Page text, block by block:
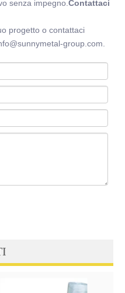
senza impegno. Contattaci
progetto o contattaci
group.com.